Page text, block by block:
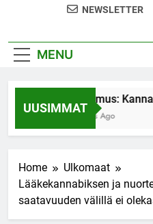
NEWSLETTER
MENU
UUSIMMAT
Tutkimus:
7 Years Ago
Home
Ulkomaat
Lääkekannabiksen ja
saatavuuden välillä ei